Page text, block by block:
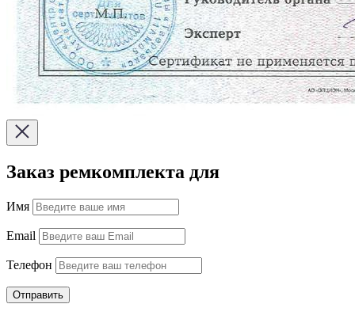
Заказ ремкомплекта для
Имя
Email
Телефон
Отправить